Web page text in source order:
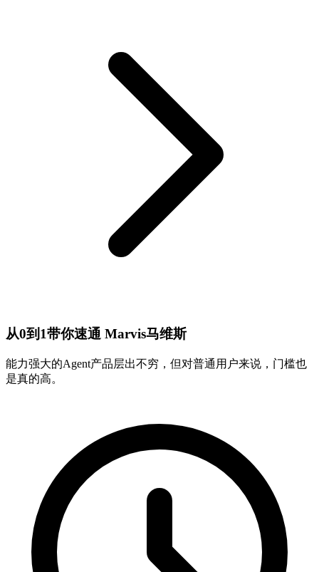
从0到1带你速通 Marvis马维斯
能力强大的Agent产品层出不穷，但对普通用户来说，门槛也
是真的高。